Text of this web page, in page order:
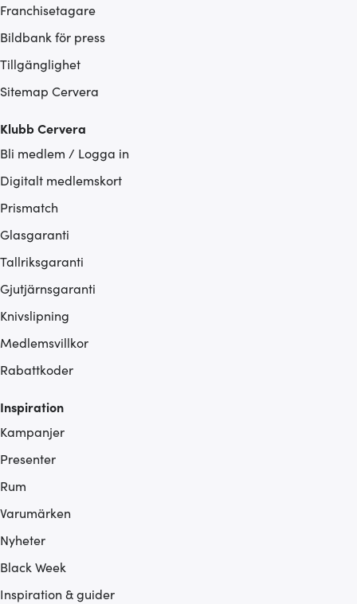
Franchisetagare
Bildbank för press
Tillgänglighet
Sitemap Cervera
Klubb Cervera
Bli medlem / Logga in
Digitalt medlemskort
Prismatch
Glasgaranti
Tallriksgaranti
Gjutjärnsgaranti
Knivslipning
Medlemsvillkor
Rabattkoder
Inspiration
Kampanjer
Presenter
Rum
Varumärken
Nyheter
Black Week
Inspiration & guider